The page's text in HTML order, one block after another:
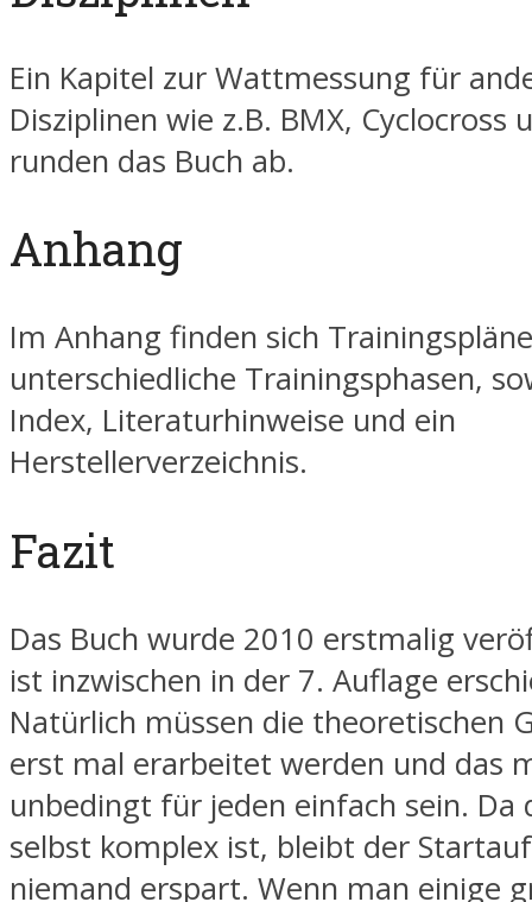
Ein Kapitel zur Wattmessung für
Disziplinen wie z.B. BMX, Cyclocross
runden das Buch ab.
Anhang
Im Anhang finden sich
unterschiedliche Trainingsphasen,
Index, Literaturhinweise und ein
Herstellerverzeichnis.
Fazit
Das Buch wurde 2010 erstmalig
ist inzwischen in der 7. Auflage
Natürlich müssen die theoretischen
erst mal erarbeitet werden und das
unbedingt für jeden einfach sein. Da
selbst komplex ist, bleibt der
niemand erspart. Wenn man einige